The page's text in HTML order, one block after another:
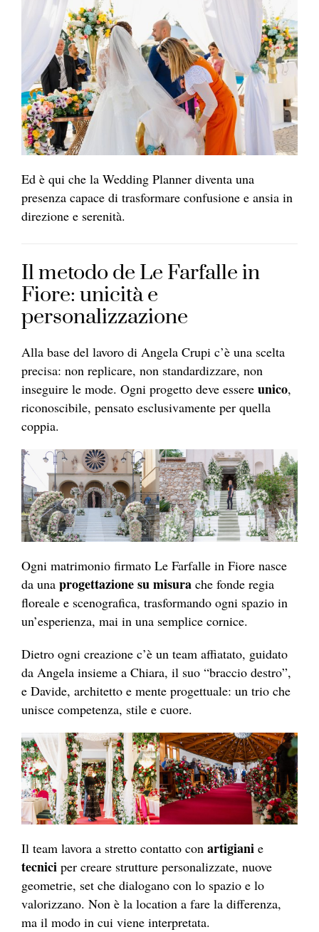
Ed è qui che la Wedding Planner diventa una
presenza capace di trasformare confusione e ansia in
direzione e serenità.
Il metodo de Le Farfalle in
Fiore: unicità e
personalizzazione
Alla base del lavoro di Angela Crupi c’è una scelta
precisa: non replicare, non standardizzare, non
inseguire le mode. Ogni progetto deve essere unico,
riconoscibile, pensato esclusivamente per quella
coppia.
Ogni matrimonio firmato Le Farfalle in Fiore nasce
da una progettazionesu misura che fonde regia
floreale e scenografica, trasformando ogni spazio in
un’esperienza, mai in una semplice cornice.
Dietro ogni creazione c’è un team affiatato, guidato
da Angela insieme a Chiara, il suo “braccio destro”,
e Davide, architetto e mente progettuale: un trio che
unisce competenza, stile e cuore.
Il team lavora a stretto contatto con artigiani e
tecnici per creare strutture personalizzate, nuove
geometrie, set che dialogano con lo spazio e lo
valorizzano. Non è la location a fare la differenza,
ma il modo in cui viene interpretata.